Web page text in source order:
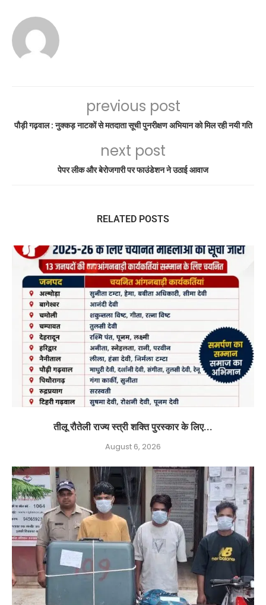
previous post
पौड़ी गढ़वाल : नुक्कड़ नाटकों से मतदाता सूची पुनरीक्षण अभियान को मिल रही नयी गति
next post
पेपर लीक और बेरोजगारी पर फाउंडेशन ने उठाई आवाज
RELATED POSTS
तीलू रौतेली राज्य स्त्री शक्ति पुरस्कार के लिए...
August 6, 2026